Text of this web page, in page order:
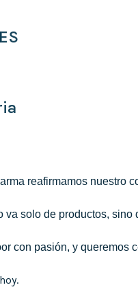
reafirmamos nuestro
solo de productos,
con pasión, y queremos